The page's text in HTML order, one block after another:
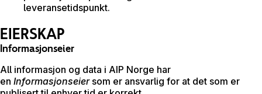
leveransetidspunkt.
EIERSKAP
Informasjonseier
All informasjon og data i AIP Norge har
en Informasjonseier som er ansvarlig for at det som er